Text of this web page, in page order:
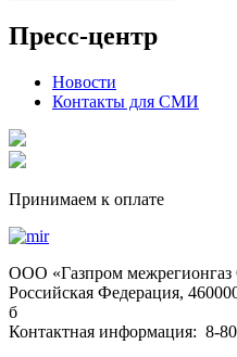
Пресс-центр
Новости
Контакты для СМИ
Принимаем к оплате
OOO «Газпром межрегионгаз
Российская Федерация,
б
Контактная информация: 8-